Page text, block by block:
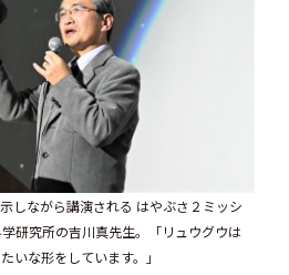
しながら講演される はやぶさ２ミッシ
研究所の吉川真先生。「リュウグウは
いな形をしています。」